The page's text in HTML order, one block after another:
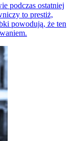
podczas ostatniej
to prestiż,
powodują, że ten